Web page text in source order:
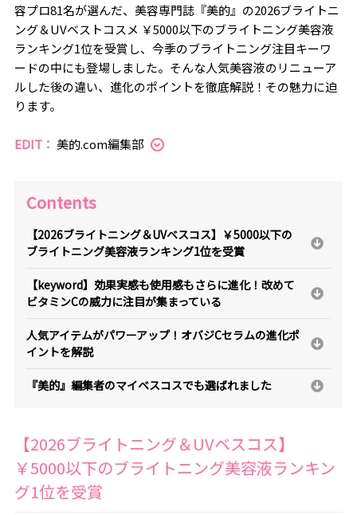
容プロ81名が選んだ、美容専門誌『美的』の2026ブライトニ
ング＆UVベストコスメ ￥5000以下のブライトニング美容液
ランキング1位を受賞し、今季のブライトニング注目キーワ
ードの中にも登場しました。そんな人気美容液のリニューア
ルした後の違い、進化のポイントを徹底解説！その魅力に迫
ります。
EDIT： 美的.com編集部
Contents
【2026ブライトニング＆UVベスコス】￥5000以下の
ブライトニング美容液ランキング1位を受賞
【keyword】効果実感も使用感もさらに進化！改めて
ビタミンCの威力に注目が集まっている
人気アイテムがパワーアップ！オバジCセラムの進化ポ
イントを解説
『美的』編集者のマイベスコスでも選ばれました
【2026ブライトニング＆UVベスコス】
￥5000以下のブライトニング美容液ランキン
グ1位を受賞